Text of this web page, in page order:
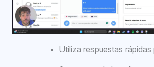
Utiliza respuestas